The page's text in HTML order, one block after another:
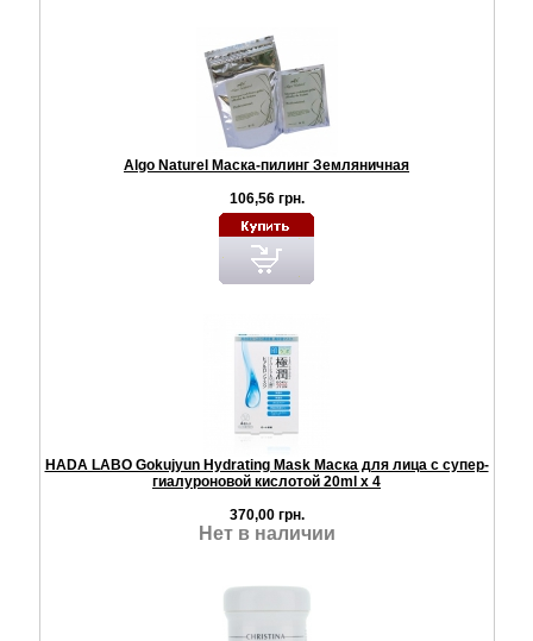
Algo Naturel Маска-пилинг Земляничная
106,56 грн.
HADA LABO Gokujyun Hydrating Mask Маска для лица с супер-
гиалуроновой кислотой 20ml x 4
370,00 грн.
Нет в наличии